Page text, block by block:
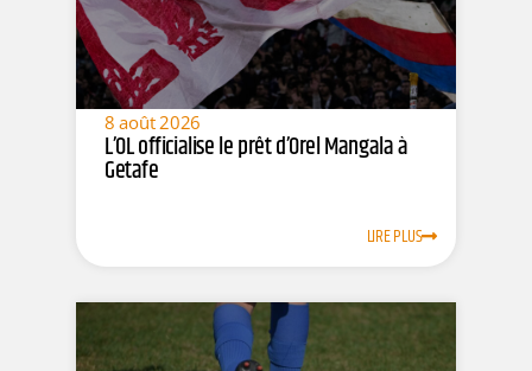
8 août 2026
L’OL officialise le prêt d’Orel Mangala à
Getafe
LIRE PLUS